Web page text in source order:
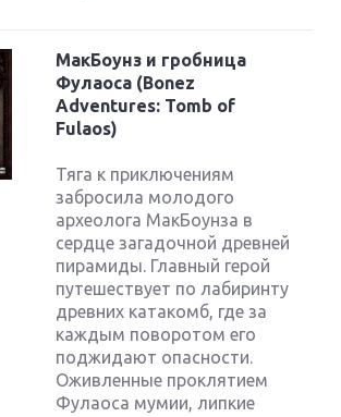
МакБоунз и гробница
Фулаоса (Bonez
Adventures: Tomb of
Fulaos)
Тяга к приключениям
забросила молодого
археолога МакБоунза в
сердце загадочной древней
пирамиды. Главный герой
путешествует по лабиринту
древних катакомб, где за
каждым поворотом его
поджидают опасности.
Оживленные проклятием
Фулаоса мумии, липкие